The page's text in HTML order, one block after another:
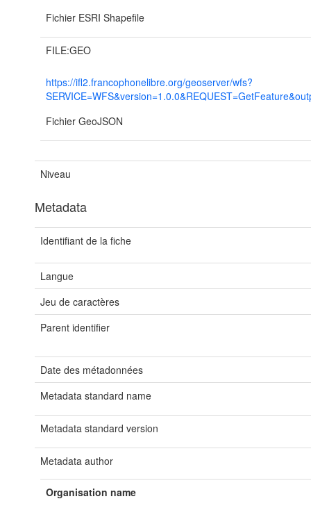
Fichier ESRI Shapefile
FILE:GEO
https://ifl2.francophonelibre.org/geoserver/wfs?
Fichier GeoJSON
Niveau
Metadata
Identifiant de la fiche
Langue
Jeu de caractères
Parent identifier
Date des métadonnées
Metadata standard name
Metadata standard version
Metadata author
Organisation name